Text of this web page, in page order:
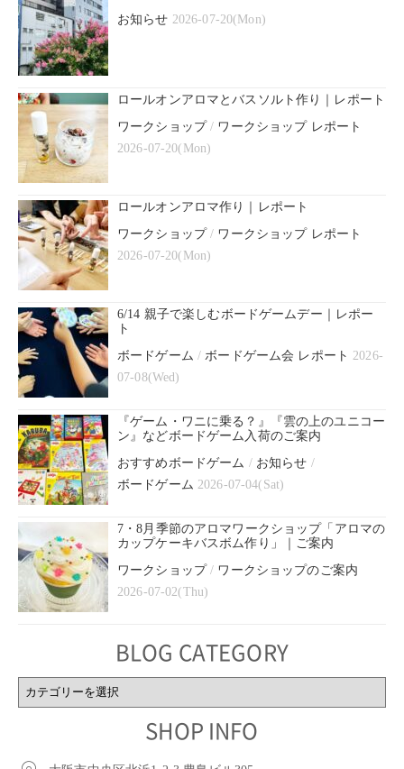
お知らせ 2026-07-20(Mon)
ロールオンアロマとバスソルト作り｜レポート
ワークショップ/ ワークショップ レポート
2026-07-20(Mon)
ロールオンアロマ作り｜レポート
ワークショップ/ ワークショップ レポート
2026-07-20(Mon)
6/14 親子で楽しむボードゲームデー｜レポー
ト
ボードゲーム / ボードゲーム会 レポート 2026-
07-08(Wed)
『ゲーム・ワニに乗る？』『雲の上のユニコー
ン』などボードゲーム入荷のご案内
おすすめボードゲーム / お知らせ /
ボードゲーム 2026-07-04(Sat)
7・8月季節のアロマワークショップ「アロマの
カップケーキバスボム作り」｜ご案内
ワークショップ/ ワークショップのご案内
2026-07-02(Thu)
BLOG CATEGORY
BLOG
CATEGORY
SHOP INFO